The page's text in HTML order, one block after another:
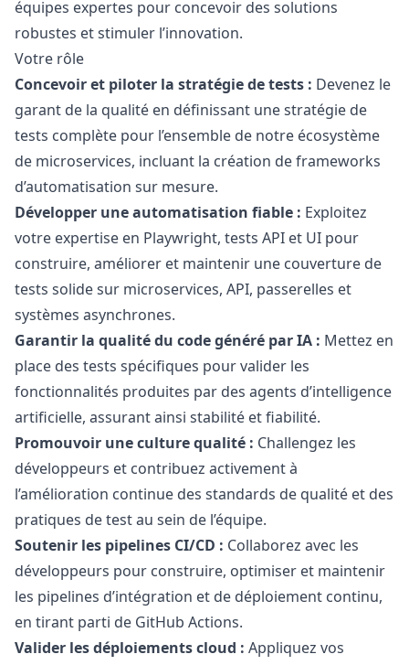
équipes expertes pour concevoir des solutions
robustes et stimuler l’innovation.
Votre rôle
Concevoir et piloter la stratégie de tests : Devenez le
garant de la qualité en définissant une stratégie de
tests complète pour l’ensemble de notre écosystème
de microservices, incluant la création de frameworks
d’automatisation sur mesure.
Développer une automatisation fiable : Exploitez
votre expertise en Playwright, tests API et UI pour
construire, améliorer et maintenir une couverture de
tests solide sur microservices, API, passerelles et
systèmes asynchrones.
Garantir la qualité du code généré par IA : Mettez en
place des tests spécifiques pour valider les
fonctionnalités produites par des agents d’intelligence
artificielle, assurant ainsi stabilité et fiabilité.
Promouvoir une culture qualité : Challengez les
développeurs et contribuez activement à
l’amélioration continue des standards de qualité et des
pratiques de test au sein de l’équipe.
Soutenir les pipelines CI/CD : Collaborez avec les
développeurs pour construire, optimiser et maintenir
les pipelines d’intégration et de déploiement continu,
en tirant parti de GitHub Actions.
Valider les déploiements cloud : Appliquez vos